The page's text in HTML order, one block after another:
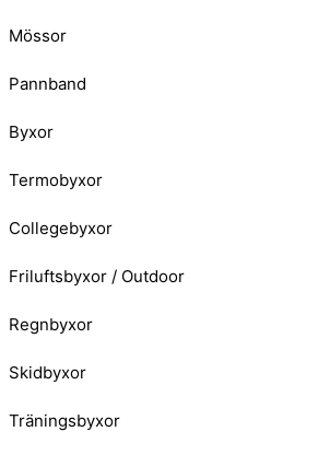
Mössor
Pannband
Byxor
Termobyxor
Collegebyxor
Friluftsbyxor / Outdoor
Regnbyxor
Skidbyxor
Träningsbyxor